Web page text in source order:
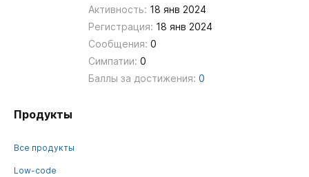
Активность: 18 янв 2024
Регистрация: 18 янв 2024
Сообщения: 0
Симпатии: 0
Баллы за достижения: 0
Продукты
Все продукты
Low-code